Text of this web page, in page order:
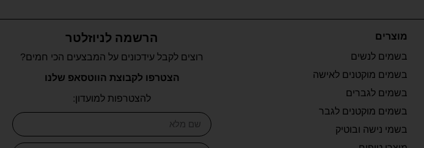
מוצרים
בשמים לנשים
בשמים מוקטנים לאישה
בשמים לגברים
בשמים מוקטנים לגבר
בשמי נישה ובוטיק
הרשמה לניוזלטר
רוצים לקבל עידכונים על המבצעים הכי חמים?
הצטרפו לקבוצת הווטסאפ שלנו
להצטרפות למועדון: